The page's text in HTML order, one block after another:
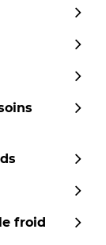
froid